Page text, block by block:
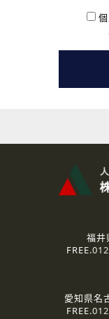
本登録に関する
たします。
( 3 ) スタッフ派遣
お問い合わせの内
なお、ご連絡手段
資料送付、受講相
その他、お問い合
なお、ご連絡手段
2.個人情報の第三
ご提供いただいた
3.個人情報の取り
弊社の定める個人
人情報を委託する
福井
FREE.
愛知県名
FREE.